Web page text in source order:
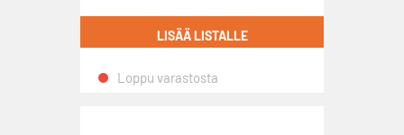
LISÄÄ LISTALLE
Loppu varastosta